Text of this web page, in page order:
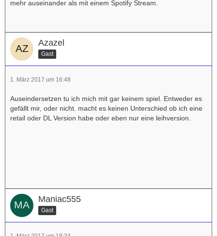
mehr auseinander als mit einem Spotify Stream.
Azazel
Gast
1. März 2017 um 16:48
Auseindersetzen tu ich mich mit gar keinem spiel. Entweder es
gefällt mir, oder nicht. macht es keinen Unterschied ob ich eine
retail oder DL Version habe oder eben nur eine leihversion.
Maniac555
Gast